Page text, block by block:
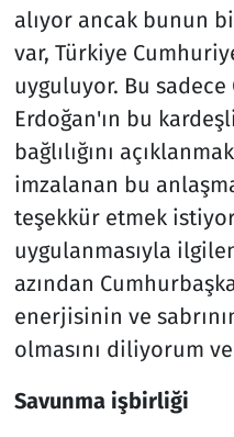
alıyor ancak bunun
var, Türkiye
uyguluyor. Bu sadece
Erdoğan'ın bu
bağlılığını
imzalanan bu
teşekkür etmek
uygulanmasıyla
azından
enerjisinin ve
olmasını diliyorum
Savunma işbirliği